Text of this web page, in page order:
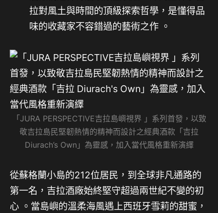
拉對風土與時間的頂級探索哲學，是懂得品
味的收藏家不容錯過的藝術之作 。
「JURA PERSPECTIVE吉拉島嶼視界 」系列首發，以致
敬吉拉島民堅韌熱情的精神而設計之經典酒款「吉拉
Diurach’s Own」為靈感，加入當代風格重新演繹
從蘇格蘭小島的212位居民，到全球非凡通路的
第一名，吉拉酒廠始終堅守超過兩世紀不變的初
心 。當島嶼的溫柔海風遇上西班牙雪莉的甜蜜，